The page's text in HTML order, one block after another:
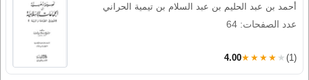
أحمد بن عبد الحليم بن عبد السلام بن تيمية الحراني
عدد الصفحات: 64
4.00★★★★★ (1)